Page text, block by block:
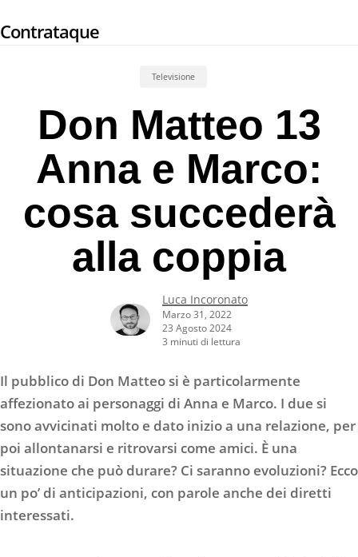
to
Contrataque
Televisione
Don Matteo 13
Anna e Marco:
cosa succederà
alla coppia
Luca Incoronato
Marzo 31, 2022
23 Agosto 2024
3 minuti di lettura
Il pubblico di Don Matteo si è particolarmente
affezionato ai personaggi di Anna e Marco. I due si
sono avvicinati molto e dato inizio a una relazione, per
poi allontanarsi e ritrovarsi come amici. È una
situazione che può durare? Ci saranno evoluzioni? Ecco
un po’ di anticipazioni, con parole anche dei diretti
interessati.